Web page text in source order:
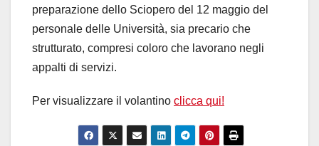
preparazione dello Sciopero del 12 maggio del
personale delle Università, sia precario che
strutturato, compresi coloro che lavorano negli
appalti di servizi.
Per visualizzare il volantino clicca qui!